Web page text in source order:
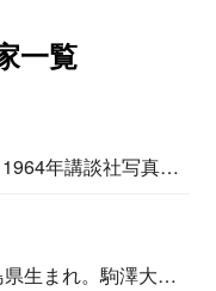
一覧
年講談社写真部
生まれ。駒澤大学